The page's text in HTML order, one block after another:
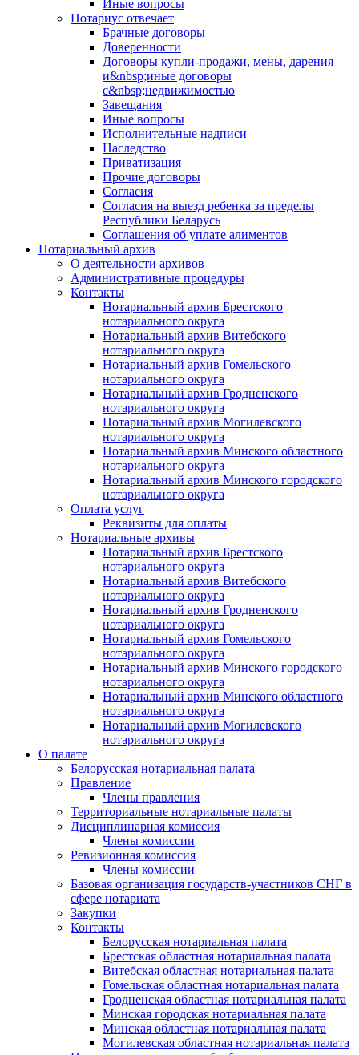
Иные вопросы
Нотариус отвечает
Брачные договоры
Доверенности
Договоры купли-продажи, мены, дарения
и&nbsp;иные договоры
с&nbsp;недвижимостью
Завещания
Иные вопросы
Исполнительные надписи
Наследство
Приватизация
Прочие договоры
Согласия
Согласия на выезд ребенка за пределы
Республики Беларусь
Соглашения об уплате алиментов
Нотариальный архив
О деятельности архивов
Административные процедуры
Контакты
Нотариальный архив Брестского
нотариального округа
Нотариальный архив Витебского
нотариального округа
Нотариальный архив Гомельского
нотариального округа
Нотариальный архив Гродненского
нотариального округа
Нотариальный архив Могилевского
нотариального округа
Нотариальный архив Минского областного
нотариального округа
Нотариальный архив Минского городского
нотариального округа
Оплата услуг
Реквизиты для оплаты
Нотариальные архивы
Нотариальный архив Брестского
нотариального округа
Нотариальный архив Витебского
нотариального округа
Нотариальный архив Гродненского
нотариального округа
Нотариальный архив Гомельского
нотариального округа
Нотариальный архив Минского городского
нотариального округа
Нотариальный архив Минского областного
нотариального округа
Нотариальный архив Могилевского
нотариального округа
О палате
Белорусская нотариальная палата
Правление
Члены правления
Территориальные нотариальные палаты
Дисциплинарная комиссия
Члены комиссии
Ревизионная комиссия
Члены комиссии
Базовая организация государств-участников СНГ в
сфере нотариата
Закупки
Контакты
Белорусская нотариальная палата
Брестская областная нотариальная палата
Витебская областная нотариальная палата
Гомельская областная нотариальная палата
Гродненская областная нотариальная палата
Минская городская нотариальная палата
Минская областная нотариальная палата
Могилевская областная нотариальная палата